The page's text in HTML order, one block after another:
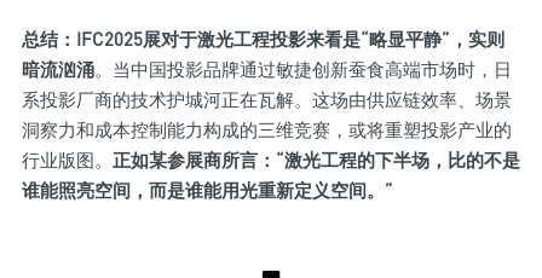
总结：IFC2025展对于激光工程投影来看是“略显平静”，实则
暗流汹涌。当中国投影品牌通过敏捷创新蚕食高端市场时，日
系投影厂商的技术护城河正在瓦解。这场由供应链效率、场景
洞察力和成本控制能力构成的三维竞赛，或将重塑投影产业的
行业版图。 正如某参展商所言：“激光工程的下半场，比的不是
谁能照亮空间，而是谁能用光重新定义空间。”